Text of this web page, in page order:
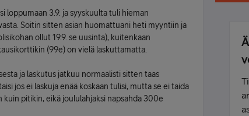
loppumaan 3.9. ja syyskuulta tuli hieman
Soitin sitten asian huomattuani heti myyntiin ja
ollut 19.9. se uusinta), kuitenkaan
(99e) on vielä laskuttamatta.
ja laskutus jatkuu normaalisti sitten taas
jos ei laskuja enää koskaan tulisi, mutta se ei taida
pitikin, eikä joululahjaksi napsahda 300e